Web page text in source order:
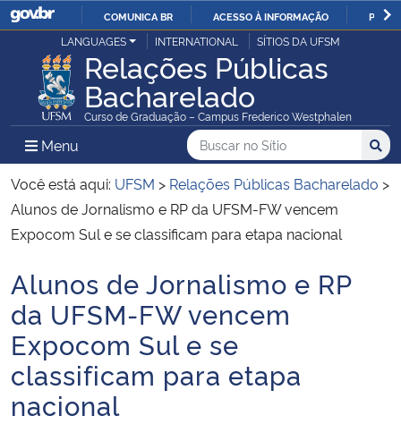
IR
PARA
O
CONTEÚDO
COMUNICA BR ACESSO À INFORMAÇÃO
Ministério da Justiça e Segurança Pública
Ministério da Defesa
Ministério das Relações Exteriores
Ministério da Economia
Ministério da Infraestrutura
Ministério da Agricultura, Pecuária e Abastecimento
Ministério da Educação
Ministério da Cidadania
LANGUAGES INTERNATIONAL SÍTIOS DA UFSM
Relações Públicas
Bacharelado
Curso de Graduação – Campus Frederico Westphalen
Menu Menu Principal do Sítio
Busca
Buscar no no Sítio
Busca:
Você está aqui: UFSM > Relações Públicas Bacharelado >
Alunos de Jornalismo e RP da UFSM-FW vencem
Expocom Sul e se classificam para etapa nacional
Início do conteúdo
Alunos de Jornalismo e RP
da UFSM-FW vencem
Expocom Sul e se
classificam para etapa
nacional